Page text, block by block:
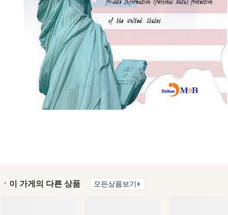
ㆍ이 가게의 다른 상품 모든상품보기+